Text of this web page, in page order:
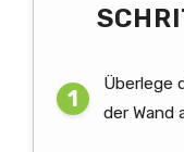
Überlege
der Wand